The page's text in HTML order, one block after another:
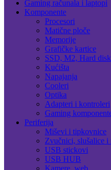
Gaming računala i laptopi
Komponente
Procesori
Matične ploče
Memorije
Grafičke kartice
SSD, M2, Hard
Kućišta
Napajanja
Cooleri
Optika
Adapteri i kontroleri
Gaming
Periferija
Miševi i tipkovnice
Zvučnici, slušalice
USB stickovi
USB HUB
Kamere, web